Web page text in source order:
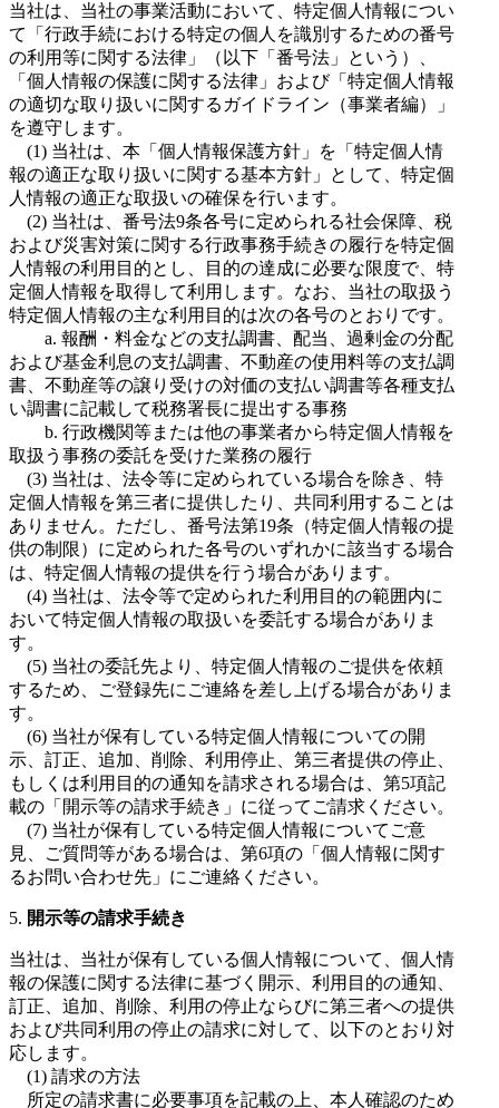
当社は、当社の事業活動において、特定個人情報につい
て「行政手続における特定の個人を識別するための番号
の利用等に関する法律」（以下「番号法」という）、
「個人情報の保護に関する法律」および「特定個人情報
の適切な取り扱いに関するガイドライン（事業者編）」
を遵守します。
(1) 当社は、本「個人情報保護方針」を「特定個人情
報の適正な取り扱いに関する基本方針」として、特定個
人情報の適正な取扱いの確保を行います。
(2) 当社は、番号法9条各号に定められる社会保障、税
および災害対策に関する行政事務手続きの履行を特定個
人情報の利用目的とし、目的の達成に必要な限度で、特
定個人情報を取得して利用します。なお、当社の取扱う
特定個人情報の主な利用目的は次の各号のとおりです。
a. 報酬・料金などの支払調書、配当、過剰金の分配
および基金利息の支払調書、不動産の使用料等の支払調
書、不動産等の譲り受けの対価の支払い調書等各種支払
い調書に記載して税務署長に提出する事務
b. 行政機関等または他の事業者から特定個人情報を
取扱う事務の委託を受けた業務の履行
(3) 当社は、法令等に定められている場合を除き、特
定個人情報を第三者に提供したり、共同利用することは
ありません。ただし、番号法第19条（特定個人情報の提
供の制限）に定められた各号のいずれかに該当する場合
は、特定個人情報の提供を行う場合があります。
(4) 当社は、法令等で定められた利用目的の範囲内に
おいて特定個人情報の取扱いを委託する場合がありま
す。
(5) 当社の委託先より、特定個人情報のご提供を依頼
するため、ご登録先にご連絡を差し上げる場合がありま
す。
(6) 当社が保有している特定個人情報についての開
示、訂正、追加、削除、利用停止、第三者提供の停止、
もしくは利用目的の通知を請求される場合は、第5項記
載の「開示等の請求手続き」に従ってご請求ください。
(7) 当社が保有している特定個人情報についてご意
見、ご質問等がある場合は、第6項の「個人情報に関す
るお問い合わせ先」にご連絡ください。
5. 開示等の請求手続き
当社は、当社が保有している個人情報について、個人情
報の保護に関する法律に基づく開示、利用目的の通知、
訂正、追加、削除、利用の停止ならびに第三者への提供
および共同利用の停止の請求に対して、以下のとおり対
応します。
(1) 請求の方法
所定の請求書に必要事項を記載の上、本人確認のため